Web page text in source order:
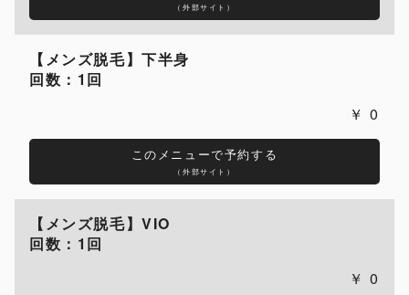
（外部サイト）
【メンズ脱毛】下半身
回数：1回
0
このメニューで予約する
（外部サイト）
【メンズ脱毛】VIO
回数：1回
0